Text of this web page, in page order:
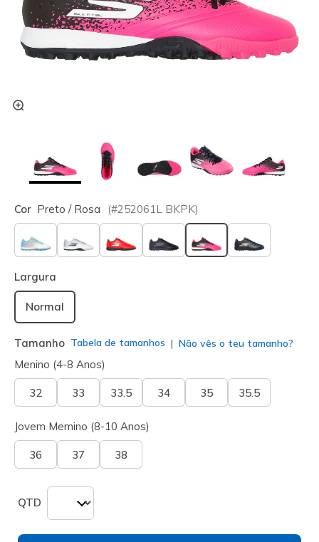
Cor Preto / Rosa (#252061L BKPK)
selecionado
Largura
Normal
Tamanho Tabela de tamanhos Não vês o teu tamanho?
Menino (4-8 Anos)
32 33 33.5 34 35 35.5
Jovem Memino (8-10 Anos)
36 37 38
QTD